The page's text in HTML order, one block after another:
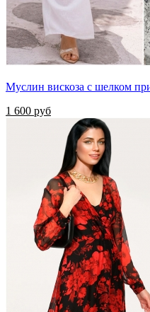
Муслин вискоза с шелком
1 600 руб